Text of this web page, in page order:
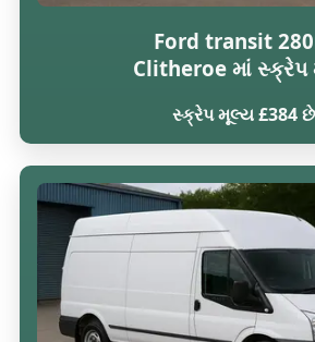
Ford transit
Clitheroe માં
સ્ક્રેપ મૂલ્ય £384 છે